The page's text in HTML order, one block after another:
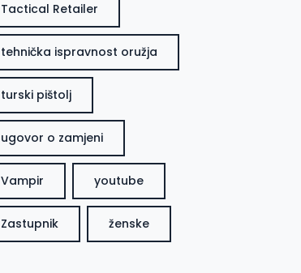
Tactical Retailer
tehnička ispravnost oružja
turski pištolj
ugovor o zamjeni
Vampir youtube
Zastupnik ženske